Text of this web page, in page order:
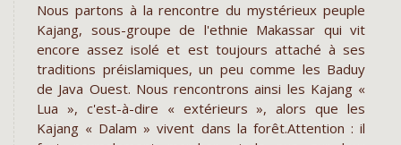
Nous partons à la rencontre du mystérieux peuple
Kajang, sous-groupe de l'ethnie Makassar qui vit
encore assez isolé et est toujours attaché à ses
traditions préislamiques, un peu comme les Baduy
de Java Ouest. Nous rencontrons ainsi les Kajang «
Lua », c'est-à-dire « extérieurs », alors que les
Kajang « Dalam » vivent dans la forêt.Attention : il